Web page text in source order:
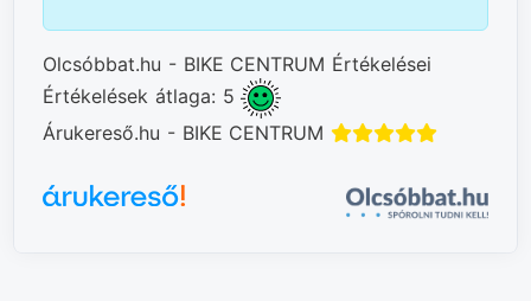
Olcsóbbat.hu - BIKE CENTRUM Értékelései
Értékelések átlaga: 5
Árukereső.hu - BIKE CENTRUM